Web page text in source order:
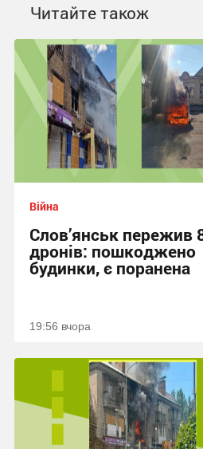
Читайте також
Війна
Слов’янськ пережив
дронів: пошкоджено
будинки, є поранена
19:56 вчора